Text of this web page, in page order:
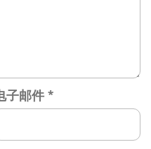
子邮件 *